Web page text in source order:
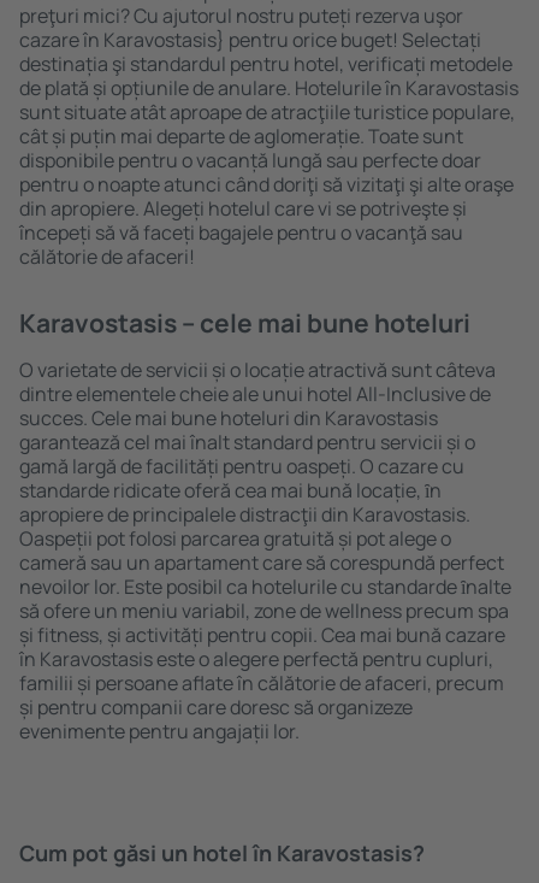
preţuri mici? Cu ajutorul nostru puteți rezerva uşor
cazare în Karavostasis} pentru orice buget! Selectați
destinația şi standardul pentru hotel, verificați metodele
de plată și opțiunile de anulare. Hotelurile în Karavostasis
sunt situate atât aproape de atracţiile turistice populare,
cât și puțin mai departe de aglomerație. Toate sunt
disponibile pentru o vacanță lungă sau perfecte doar
pentru o noapte atunci când doriţi să vizitaţi şi alte oraşe
din apropiere. Alegeți hotelul care vi se potriveşte și
începeți să vă faceți bagajele pentru o vacanţă sau
călătorie de afaceri!
Karavostasis – cele mai bune hoteluri
O varietate de servicii și o locație atractivă sunt câteva
dintre elementele cheie ale unui hotel All-Inclusive de
succes. Cele mai bune hoteluri din Karavostasis
garantează cel mai înalt standard pentru servicii și o
gamă largă de facilități pentru oaspeți. O cazare cu
standarde ridicate oferă cea mai bună locație, ȋn
apropiere de principalele distracţii din Karavostasis.
Oaspeții pot folosi parcarea gratuită și pot alege o
cameră sau un apartament care să corespundă perfect
nevoilor lor. Este posibil ca hotelurile cu standarde ȋnalte
să ofere un meniu variabil, zone de wellness precum spa
și fitness, și activități pentru copii. Cea mai bună cazare
în Karavostasis este o alegere perfectă pentru cupluri,
familii și persoane aflate în călătorie de afaceri, precum
și pentru companii care doresc să organizeze
evenimente pentru angajații lor.
Cum pot găsi un hotel în Karavostasis?